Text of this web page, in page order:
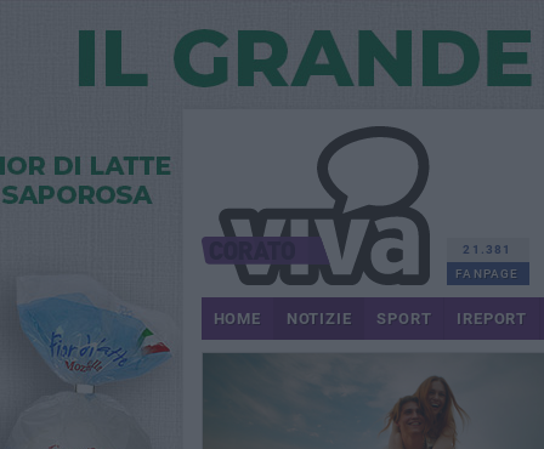
21.381
FANPAGE
HOME NOTIZIE SPORT IREPORT